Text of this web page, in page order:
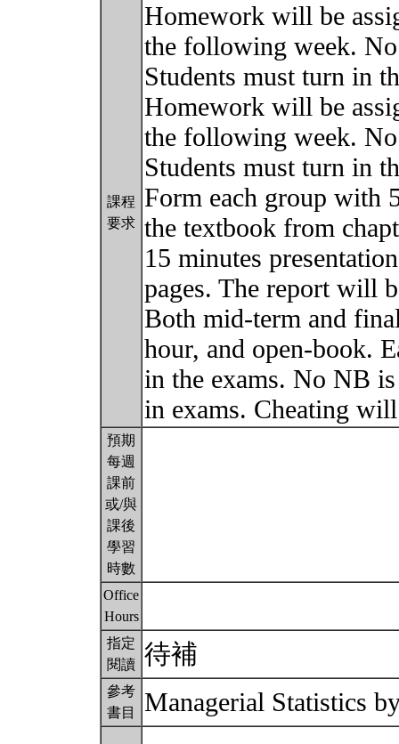
課程
要求
Homework will be
the following week.
Students must turn in
Homework will be
the following week.
Students must turn in
Form each group with
the textbook from
15 minutes
pages. The report will
Both mid-term and
hour, and open-book.
in the exams. No NB
in exams. Cheating
預期
每週
課前
或/與
課後
學習
時數
Office
Hours
指定
閱讀 待補
參考
書目
Managerial Statistics